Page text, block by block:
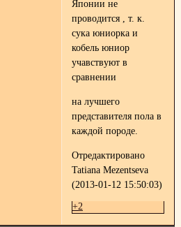
Японии не
проводится , т. к.
сука юниорка и
кобель юниор
учавствуют в
сравнении
на лучшего
представителя пола в
каждой породе.
Отредактировано
Tatiana Mezentseva
(2013-01-12 15:50:03)
+2